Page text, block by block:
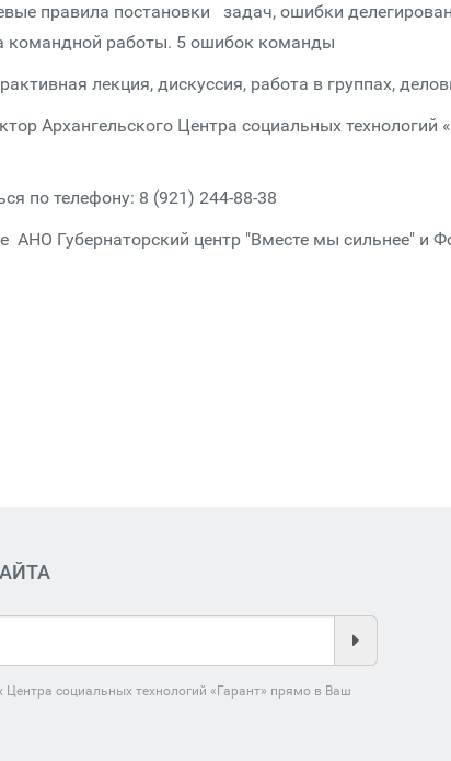
правила постановки задач, ошибки
командной работы. 5 ошибок команды
лекция, дискуссия, работа в группах,
Архангельского Центра социальных технологий
по телефону: 8 (921) 244-88-38
АНО Губернаторский центр "Вместе мы сильнее" и
социальных технологий «Гарант» прямо в Ваш